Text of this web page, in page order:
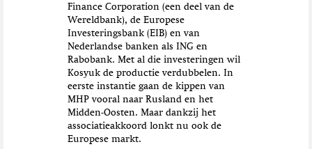
Finance Corporation (een deel van de
Wereldbank), de Europese
Investeringsbank (EIB) en van
Nederlandse banken als ING en
Rabobank. Met al die investeringen wil
Kosyuk de productie verdubbelen. In
eerste instantie gaan de kippen van
MHP vooral naar Rusland en het
Midden-Oosten. Maar dankzij het
associatieakkoord lonkt nu ook de
Europese markt.